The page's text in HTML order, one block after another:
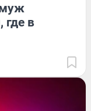
где в